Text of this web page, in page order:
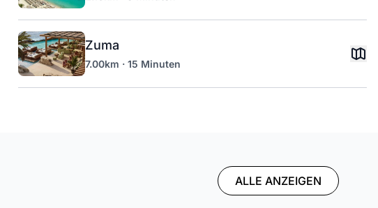
Zuma
7.00km · 15 Minuten
ALLE ANZEIGEN